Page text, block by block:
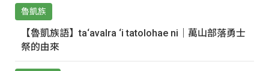
魯凱族
【魯凱族語】ta‘avalra ‘i tatolohae ni｜萬山部落勇士
祭的由來